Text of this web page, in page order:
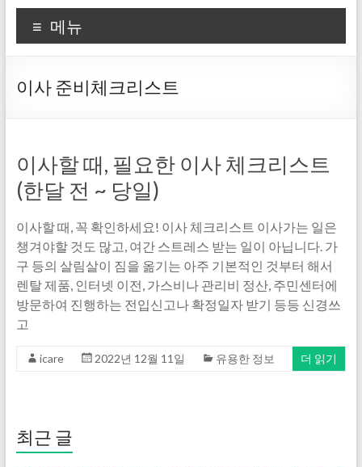
메뉴
이사 준비체크리스트
이사할 때, 필요한 이사 체크리스트
(한달 전 ~ 당일)
이사할 때, 꼭 확인하세요! 이사 체크리스트 이사가는 일은
챙겨야할 것도 많고, 여간 스트레스 받는 일이 아닙니다. 가
구 등의 살림살이 짐을 옮기는 아주 기본적인 것부터 해서
렌탈 제품, 인터넷 이전, 가스비나 관리비 정산, 주민센터에
방문하여 진행하는 전입신고나 확정일자 받기 등등 신경쓰
고
icare 2022년 12월 11일 유용한 정보 더 읽기
최근 글